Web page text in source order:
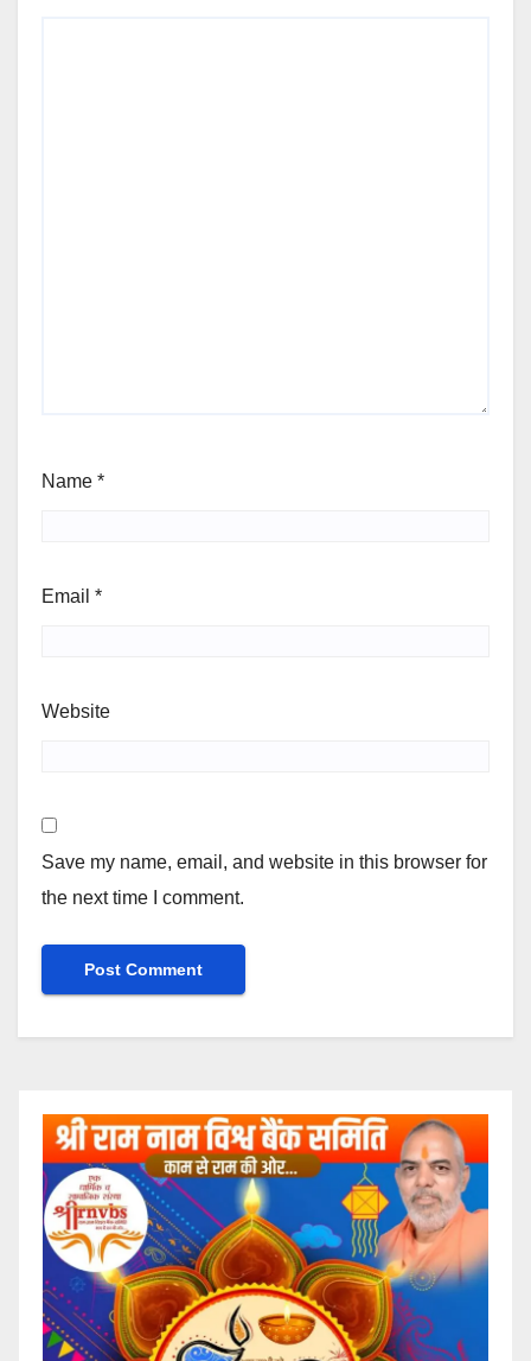
Name *
Email *
Website
Save my name, email, and website in this browser for
the next time I comment.